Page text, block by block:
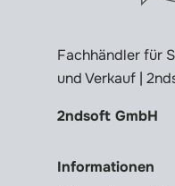
Fachhändler für
und Verkauf |
2ndsoft GmbH
Informationen